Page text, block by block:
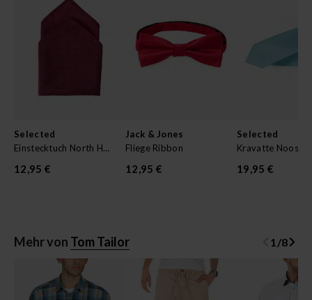
Selected
Einstecktuch North Hankie
12,95 €
Jack & Jones
Fliege Ribbon
12,95 €
Selected
Kravatte Noos
19,95 €
Mehr von Tom Tailor 1 /8